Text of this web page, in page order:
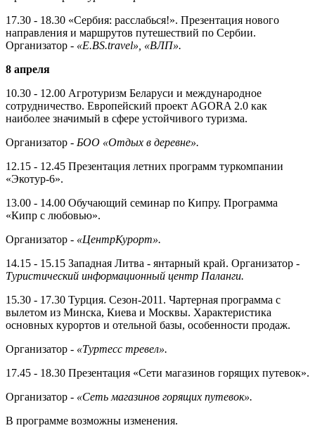
17.30 - 18.30 «Сербия: расслабься!». Презентация нового
направления и маршрутов путешествий по Сербии.
Организатор - «E.BS.travel», «ВЛП».
8 апреля
10.30 - 12.00 Агротуризм Беларуси и международное
сотрудничество. Европейский проект AGORA 2.0 как
наиболее значимый в сфере устой­чивого туризма.
Организатор - БОО «Отдых в деревне».
12.15 - 12.45 Презентация летних программ туркомпании
«Экотур-6».
13.00 - 14.00 Обучающий семинар по Кипру. Программа
«Кипр с любо­вью».
Организатор - «ЦентрКурорт».
14.15 - 15.15 Западная Литва - ян­тарный край. Организатор -
Туристический ин­формационный центр Паланги.
15.30 - 17.30 Турция. Сезон-2011. Чартерная программа c
вылетом из Минска, Киева и Москвы. Характери­стика
основных курортов и отельной базы, особенности продаж.
Организатор - «Туртесс тревел».
17.45 - 18.30 Презентация «Сети ма­газинов горящих путевок».
Организатор - «Сеть магазинов горящих путевок».
В программе возможны изменения.